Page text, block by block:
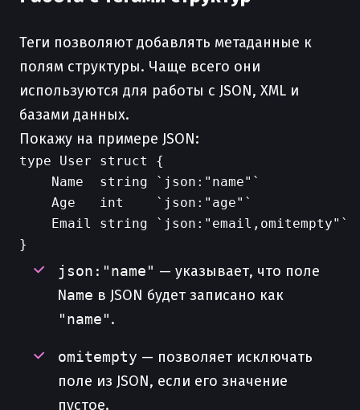
Теги позволяют добавлять метаданные к
полям структуры. Чаще всего они
используются для работы с JSON, XML и
базами данных.
Покажу на примере JSON:
type User struct {
    Name  string `json:"name"`
    Age   int    `json:"age"`
    Email string `json:"email,omitempty"`
json:"name" — указывает, что поле
Name в JSON будет записано как
"name".
omitempty — позволяет исключать
поле из JSON, если его значение
пустое.